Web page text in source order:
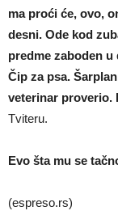
ma proći će, ovo,
desni. Ode kod
predme zaboden
Čip za psa.
veterinar proverio.
Tviteru.
Evo šta mu se
(espreso.rs)